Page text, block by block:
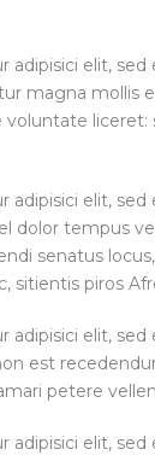
adipisici elit,
magna mollis
adipisici elit,
dolor tempus
senatus
sitientis piros
adipisici elit,
est
petere
adipisici elit,